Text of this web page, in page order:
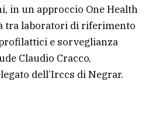
in un approccio One Health
tra laboratori di riferimento
e sorveglianza
Claudio Cracco,
dell’Irccs di Negrar.